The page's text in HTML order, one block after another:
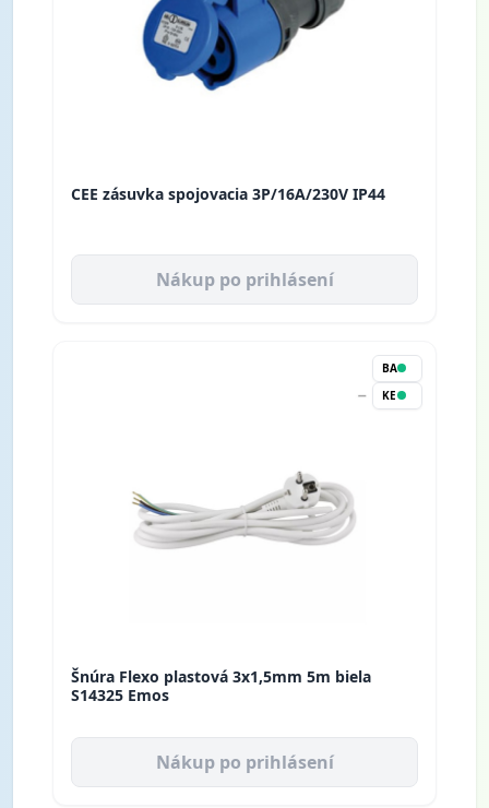
CEE zásuvka spojovacia 3P/16A/230V IP44
Nákup po prihlásení
BA
KE
Šnúra Flexo plastová 3x1,5mm 5m biela
S14325 Emos
Nákup po prihlásení